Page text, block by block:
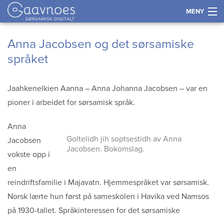
MENY
Historie
Næring
Kart
Tidslinje
Kontakt
innholdet
skriftAnna Jacobsen og det sørsamiske
språket
Jaahkenelkien Aanna – Anna Johanna Jacobsen – var en
pioner i arbeidet for sørsamisk språk.
Goltelidh jih soptsestidh av Anna
Jacobsen. Bokomslag.
Anna
Jacobsen
vokste opp i
en
reindriftsfamilie i Majavatn. Hjemmespråket var sørsamisk.
Norsk lærte hun først på sameskolen i Havika ved Namsos
på 1930-tallet. Språkinteressen for det sørsamiske